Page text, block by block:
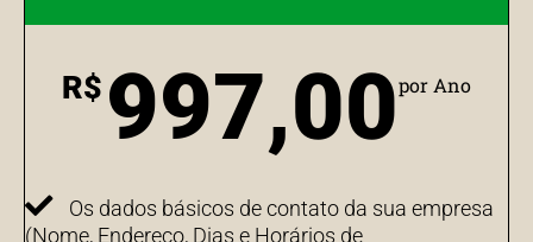
R$ 997,00por Ano
Os dados básicos de contato da sua empresa
(Nome, Endereço, Dias e Horários de